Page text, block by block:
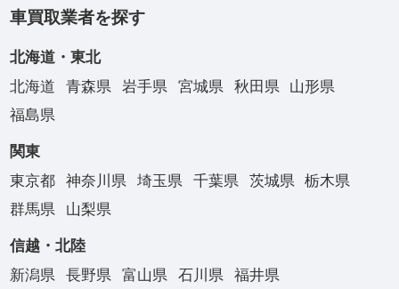
車買取業者を探す
北海道・東北
北海道
青森県 岩手県 宮城県 秋田県
山形県
福島県
関東
東京都
神奈川県 埼玉県 千葉県 茨城県
栃木県
群馬県
山梨県
信越・北陸
新潟県
長野県 富山県 石川県 福井県